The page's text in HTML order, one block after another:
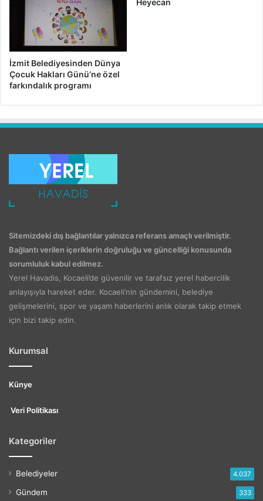
İzmit Belediyesinden Dünya
Çocuk Hakları Günü’ne özel
farkındalık programı
Heyecan
Sitemizdeki dış bağlantılar yalnızca referans amaçlı verilmiştir.
Bağlantı verilen içeriklerin doğruluğu ve güncelliği konusunda
sorumluluk kabul edilmez.
Yerel Havadis, Kocaeli’de güvenilir ve tarafsız yerel habercilik
anlayışıyla hareket eder. Kocaeli’nin gündemini, belediye
gelişmelerini, spor ve yaşam haberlerini anlık olarak takip etmek
için bizi takip edin.
Kurumsal
Künye
Veri Politikası
Kategoriler
Belediyeler 4.037
Gündem 333